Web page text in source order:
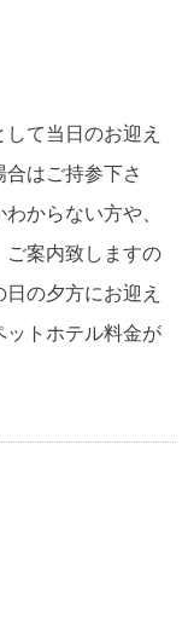
て当日のお迎え
はご持参下さ
からない方や、
ご案内致しますの
の夕方にお迎え
ットホテル料金が